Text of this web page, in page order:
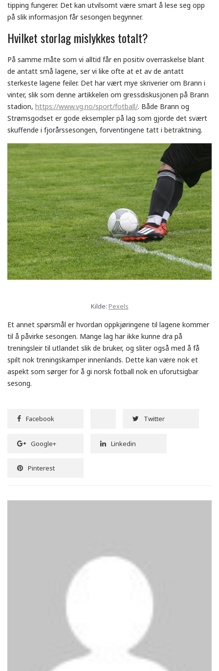
tipping fungerer. Det kan utvilsomt være smart å lese seg opp
på slik informasjon får sesongen begynner.
Hvilket storlag mislykkes totalt?
På samme måte som vi alltid får en positiv overraskelse blant
de antatt små lagene, ser vi like ofte at et av de antatt
sterkeste lagene feiler. Det har vært mye skriverier om Brann i
vinter, slik som denne artikkelen om gressdiskusjonen på Brann
stadion, https://www.vg.no/sport/fotball/. Både Brann og
Strømsgodset er gode eksempler på lag som gjorde det svært
skuffende i fjorårssesongen, forventingene tatt i betraktning.
Kilde: Pexels
Et annet spørsmål er hvordan oppkjøringene til lagene kommer
til å påvirke sesongen. Mange lag har ikke kunne dra på
treningsleir til utlandet slik de bruker, og sliter også med å få
spilt nok treningskamper innenlands. Dette kan være nok et
aspekt som sørger for å gi norsk fotball nok en uforutsigbar
sesong.
Facebook Twitter
Google+ Linkedin
Pinterest